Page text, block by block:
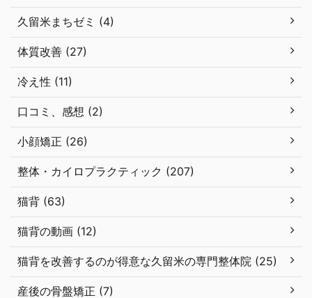
久留米まちゼミ (4)
体質改善 (27)
冷え性 (11)
口コミ、感想 (2)
小顔矯正 (26)
整体・カイロプラクティック (207)
猫背 (63)
猫背の動画 (12)
猫背を改善するのが得意な久留米の専門整体院 (25)
産後の骨盤矯正 (7)